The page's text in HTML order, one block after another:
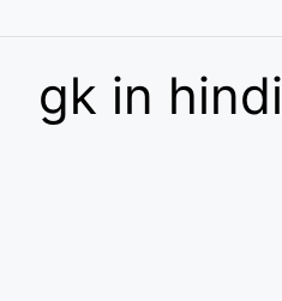
gk in hindi